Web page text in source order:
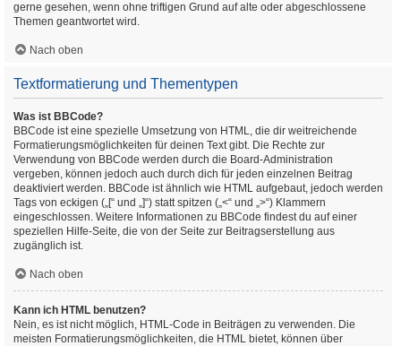
gerne gesehen, wenn ohne triftigen Grund auf alte oder abgeschlossene
Themen geantwortet wird.
Nach oben
Textformatierung und Thementypen
Was ist BBCode?
BBCode ist eine spezielle Umsetzung von HTML, die dir weitreichende
Formatierungsmöglichkeiten für deinen Text gibt. Die Rechte zur
Verwendung von BBCode werden durch die Board-Administration
vergeben, können jedoch auch durch dich für jeden einzelnen Beitrag
deaktiviert werden. BBCode ist ähnlich wie HTML aufgebaut, jedoch werden
Tags von eckigen („[“ und „]“) statt spitzen („<“ und „>“) Klammern
eingeschlossen. Weitere Informationen zu BBCode findest du auf einer
speziellen Hilfe-Seite, die von der Seite zur Beitragserstellung aus
zugänglich ist.
Nach oben
Kann ich HTML benutzen?
Nein, es ist nicht möglich, HTML-Code in Beiträgen zu verwenden. Die
meisten Formatierungsmöglichkeiten, die HTML bietet, können über